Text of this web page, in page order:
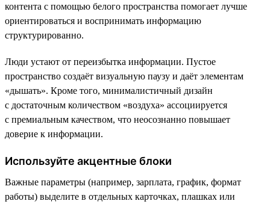
контента с помощью белого пространства помогает лучше
ориентироваться и воспринимать информацию
структурированно.
Люди устают от переизбытка информации. Пустое
пространство создаёт визуальную паузу и даёт элементам
«дышать». Кроме того, минималистичный дизайн
с достаточным количеством «воздуха» ассоциируется
с премиальным качеством, что неосознанно повышает
доверие к информации.
Используйте акцентные блоки
Важные параметры (например, зарплата, график, формат
работы) выделите в отдельных карточках, плашках или